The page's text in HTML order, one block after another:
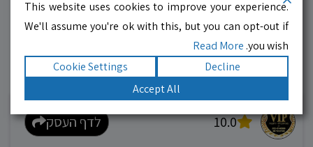
עסקים מומלצים!רוצים גם? לחצו כאן
10.0 לדף העסק
This website uses cookies to improve your experience.
We'll assume you're ok with this, but you can opt-out if
you wish.
Read More
Decline
Cookie Settings
Accept All